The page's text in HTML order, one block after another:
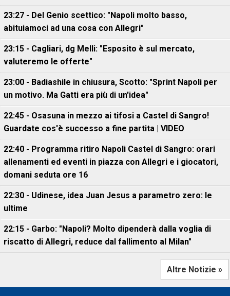
23:27 - Del Genio scettico: "Napoli molto basso,
abituiamoci ad una cosa con Allegri"
23:15 - Cagliari, dg Melli: "Esposito è sul mercato,
valuteremo le offerte"
23:00 - Badiashile in chiusura, Scotto: "Sprint Napoli per
un motivo. Ma Gatti era più di un'idea"
22:45 - Osasuna in mezzo ai tifosi a Castel di Sangro!
Guardate cos'è successo a fine partita | VIDEO
22:40 - Programma ritiro Napoli Castel di Sangro: orari
allenamenti ed eventi in piazza con Allegri e i giocatori,
domani seduta ore 16
22:30 - Udinese, idea Juan Jesus a parametro zero: le
ultime
22:15 - Garbo: "Napoli? Molto dipenderà dalla voglia di
riscatto di Allegri, reduce dal fallimento al Milan"
Altre Notizie »